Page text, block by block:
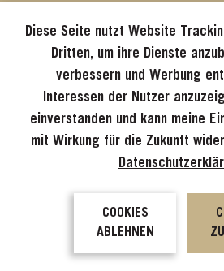
Diese Seite nutzt Website
Dritten, um ihre Dienste
verbessern und Werbung
Interessen der Nutzer
einverstanden und kann meine
mit Wirkung für die Zukunft
COOKIES
ABLEHNEN